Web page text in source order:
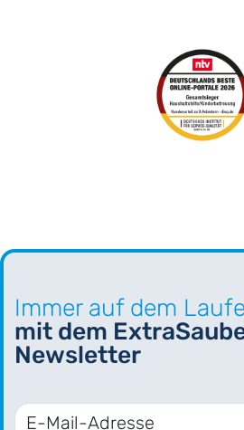
Immer auf dem
mit dem
Newsletter
E-Mail-Adresse